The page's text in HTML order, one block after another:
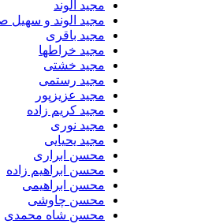
مجید الوند‎
مجید الوند و سهیل صداقت
مجید باقری
مجید خراطها
مجید خشتی
مجید رستمی
مجید عزیزپور
مجید کریم زاده
مجید نوری
مجید یحیایی
محسن ابراری
محسن ابراهیم زاده
محسن ابراهیمی
محسن چاوشی
محسن شاه محمدی